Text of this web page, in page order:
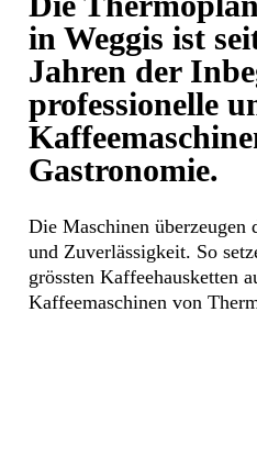
in Weggis ist
Jahren der
professionelle
Gastronomie.
Die Maschinen überzeugen
und Zuverlässigkeit. So
grössten Kaffeehausketten
Kaffeemaschinen von